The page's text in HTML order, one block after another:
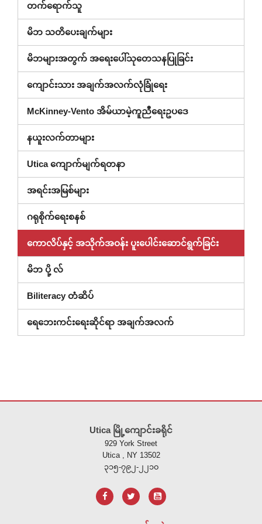
တက်ရောက်သူ
မိဘ သတိပေးချက်များ
မိဘများအတွက် အရေးပေါ်သုတေသနပြုခြင်း
ကျောင်းသား အချက်အလက်လုံခြုံရေး
McKinney-Vento အိမ်ယာမဲ့ကူညီရေးဥပဒေ
နယူးလက်တာများ
Utica ကျောက်မျက်ရတနာ
အရင်းအမြစ်များ
ဂရုစိုက်ရေးစနစ်
ကောလိပ်နှင့် အသိုက်အဝန်း ပူးပေါင်းဆောင်ရွက်ခြင်း
မိဘ ပို့ လ်
Biliteracy တံဆိပ်
ရေဘေးကင်းရေးဆိုင်ရာ အချက်အလက်
Utica မြို့ကျောင်းခရိုင်
929 York Street
Utica , NY 13502
၃၁၅-၇၉၂-၂၂၁၀